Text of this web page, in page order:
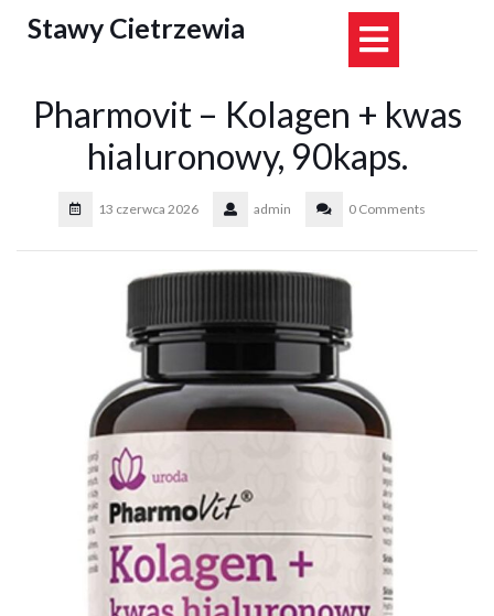
Stawy Cietrzewia
Pharmovit – Kolagen + kwas
hialuronowy, 90kaps.
13 czerwca 2026 admin 0 Comments